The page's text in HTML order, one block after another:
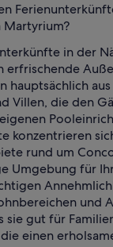
Martyrium?
in der
erfrischende
hauptsächlich
Villen, die den
konzentrieren
rund um
Umgebung für
und
sie gut für
einen